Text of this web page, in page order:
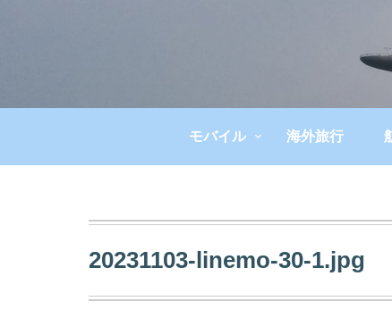
モバイル 海外旅行
20231103-linemo-30-1.jpg